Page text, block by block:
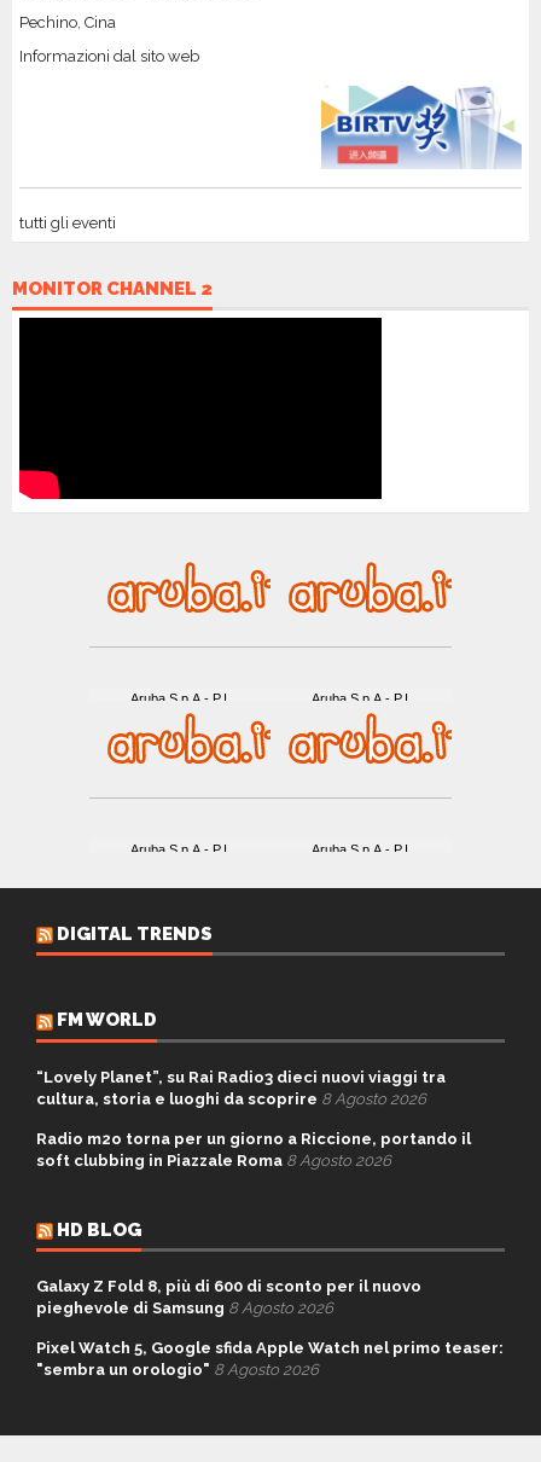
Pechino, Cina
Informazioni dal sito web
tutti gli eventi
MONITOR CHANNEL 2
DIGITAL TRENDS
FM WORLD
“Lovely Planet”, su Rai Radio3 dieci nuovi viaggi tra
cultura, storia e luoghi da scoprire 8 Agosto 2026
Radio m2o torna per un giorno a Riccione, portando il
soft clubbing in Piazzale Roma 8 Agosto 2026
HD BLOG
Galaxy Z Fold 8, più di 600 di sconto per il nuovo
pieghevole di Samsung 8 Agosto 2026
Pixel Watch 5, Google sfida Apple Watch nel primo teaser:
"sembra un orologio" 8 Agosto 2026